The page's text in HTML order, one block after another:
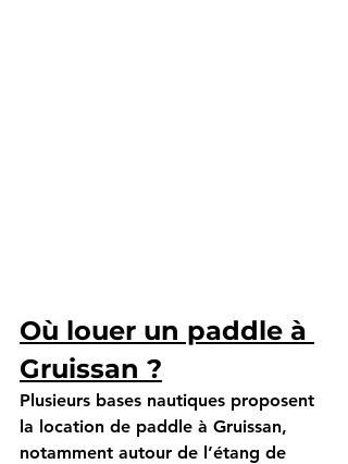
Où louer un paddle à
Gruissan ?
Plusieurs bases nautiques proposent
la location de paddle à Gruissan,
notamment autour de l’étang de